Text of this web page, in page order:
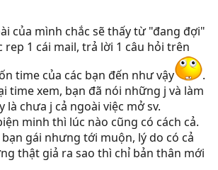
của mình chắc sẽ thấy từ "đang đợi"
rep 1 cái mail, trả lời 1 câu hỏi trên
time của các bạn đến như vậy
.
time xem, bạn đã nói những j và làm
là chưa j cả ngoài việc mở sv.
minh thì lúc nào cũng có cách cả.
gái nhưng tới muộn, lý do có cả
thật giả ra sao thì chỉ bản thân mới